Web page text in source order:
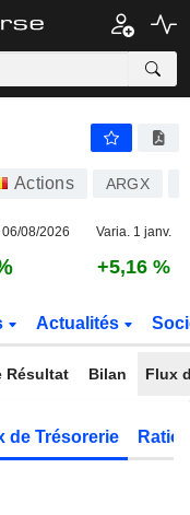
Actions ARGX
08/2026 Varia. 1 janv.
+5,16 %
Actualités
Résultat Bilan Flux
de Trésorerie